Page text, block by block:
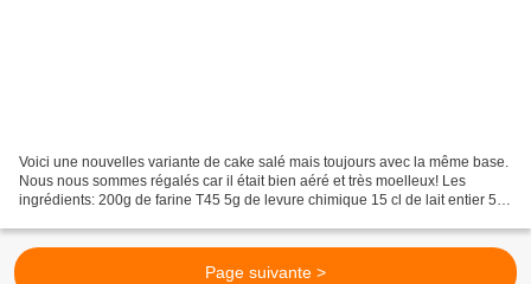
Voici une nouvelles variante de cake salé mais toujours avec la même base.
Nous nous sommes régalés car il était bien aéré et très moelleux! Les
ingrédients: 200g de farine T45 5g de levure chimique 15 cl de lait entier 5 cl
Page suivante >